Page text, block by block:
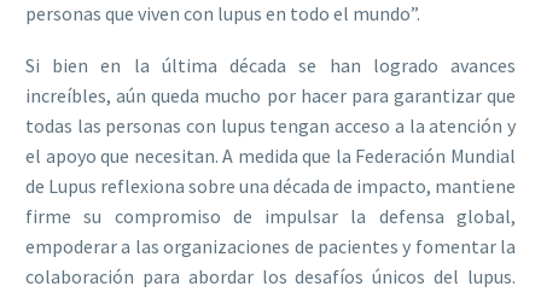
personas que viven con lupus en todo el mundo”.
Si bien en la última década se han logrado avances
increíbles, aún queda mucho por hacer para garantizar que
todas las personas con lupus tengan acceso a la atención y
el apoyo que necesitan. A medida que la Federación Mundial
de Lupus reflexiona sobre una década de impacto, mantiene
firme su compromiso de impulsar la defensa global,
empoderar a las organizaciones de pacientes y fomentar la
colaboración para abordar los desafíos únicos del lupus.